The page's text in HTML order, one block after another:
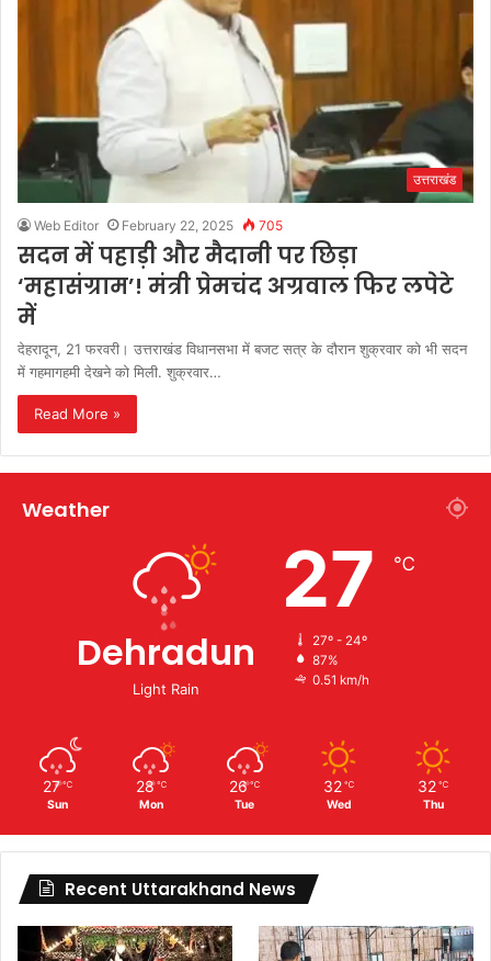
उत्तराखंड
Web Editor February 22, 2025 705
सदन में पहाड़ी और मैदानी पर छिड़ा
‘महासंग्राम’! मंत्री प्रेमचंद अग्रवाल फिर लपेटे
में
देहरादून, 21 फरवरी। उत्तराखंड विधानसभा में बजट सत्र के दौरान शुक्रवार को भी सदन
में गहमागहमी देखने को मिली. शुक्रवार…
Read More »
Weather
Dehradun
Light Rain
27 ℃
27º - 24º
87%
0.51 km/h
27 ℃
Sun
28 ℃
Mon
26 ℃
Tue
32 ℃
Wed
32 ℃
Thu
Recent Uttarakhand News